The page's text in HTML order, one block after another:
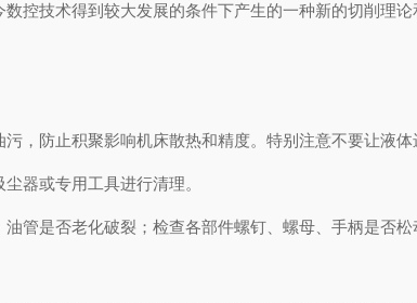
控技术得到较大发展的条件下产生的一种新的切削理论
防止积聚影响机床散热和精度。特别注意不要让液体
器或专用工具进行清理。
是否老化破裂；检查各部件螺钉、螺母、手柄是否松